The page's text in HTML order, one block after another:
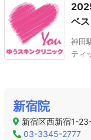
ベス
神田
ティ
新宿院
新宿区西新宿1-
03-3345-2777